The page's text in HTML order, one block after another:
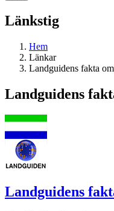
Länkstig
Hem
Länkar
Landguidens fakta
Landguidens
Landguidens